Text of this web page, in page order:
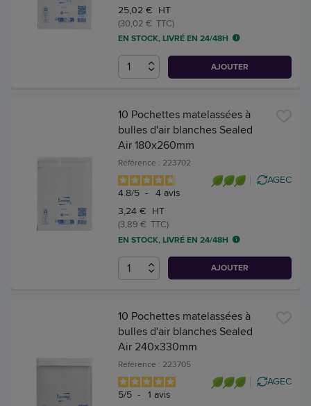
25,02 € HT
(30,02 € TTC)
EN STOCK, LIVRÉ EN 24/48H
AJOUTER
10 Pochettes matelassées à
bulles d'air blanches Sealed
Air 180x260mm
Référence : 223702
4.8/5 - 4 avis
AGEC
3,24 € HT
(3,89 € TTC)
EN STOCK, LIVRÉ EN 24/48H
AJOUTER
10 Pochettes matelassées à
bulles d'air blanches Sealed
Air 240x330mm
Référence : 223705
5/5 - 1 avis
AGEC